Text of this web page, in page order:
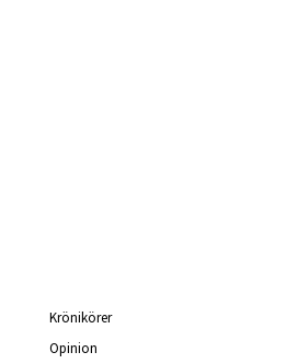
Krönikörer
Opinion